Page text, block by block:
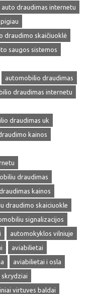
auto draudimas internetu
draudimo skaičiuoklė
saugos sistemos
automobilio draudimas
draudimas internetu
draudimas uk
kainos
draudimas
kainos
draudimo skaiciuokle
signalizacijos
automokyklos vilniuje
aviabilietai
aviabilietai i osla
virtuves baldai